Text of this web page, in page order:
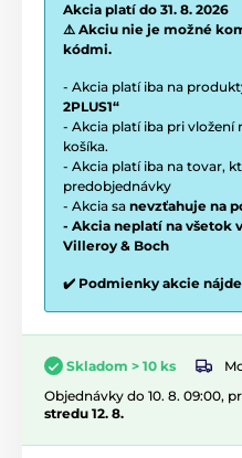
Akcia platí do 31. 8. 2026
⚠️ Akciu nie je možné
kódmi.
- Akcia platí iba na
2PLUS1“
- Akcia platí iba pri
košíka.
- Akcia platí iba na tovar,
predobjednávky
- Akcia sa nevzťahuje na
- Akcia neplatí na všetok
Villeroy & Boch
✔️ Podmienky akcie
Skladom > 10 ks
Objednávky do 10. 8. 09:00,
stredu 12. 8.